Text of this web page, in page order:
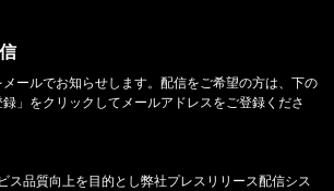
ールでお知らせします。配信をご希望の方は、下の
録」をクリックしてメールアドレスをご登録くださ
ス品質向上を目的とし弊社プレスリリース配信シス